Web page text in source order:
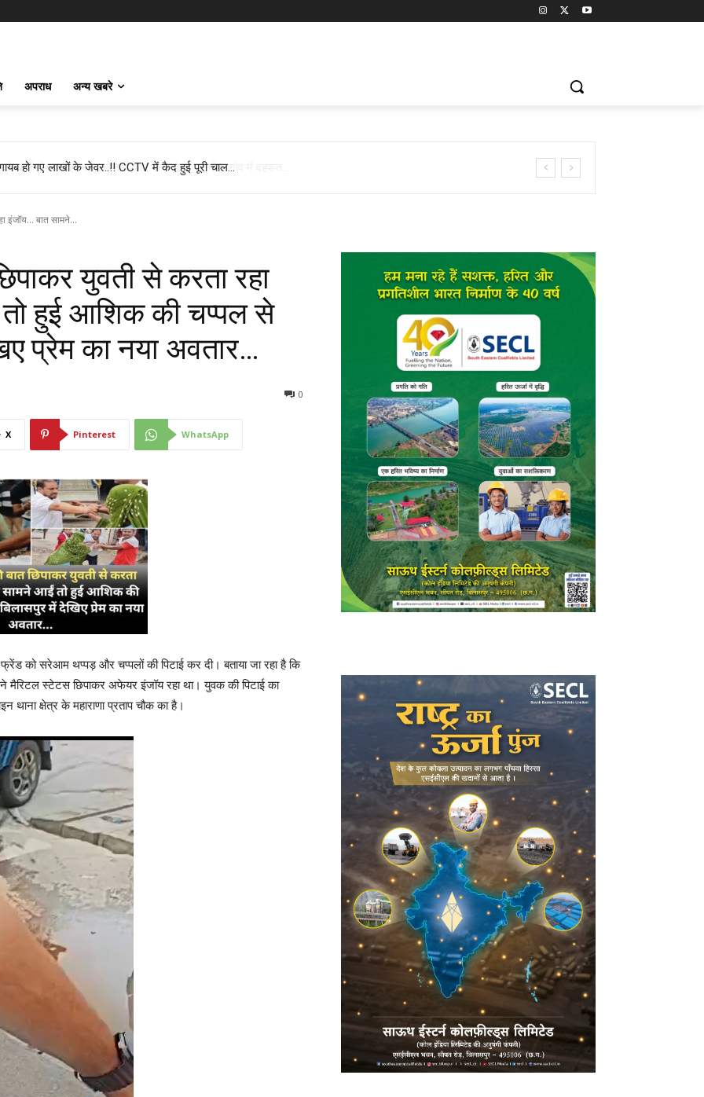
अपराध अन्य खबरे
हो गए लाखों के जेवर..!! CCTV में कैद हुई पूरी चाल…
इंजॉय... बात सामने...
युवती से करता रहा
हुई आशिक की चप्पल से
प्रेम का नया अवतार…
0
X Pinterest WhatsApp
को सरेआम थप्पड़ और चप्पलों की पिटाई कर दी। बताया जा रहा है कि
स्टेटस छिपाकर अफेयर इंजॉय रहा था। युवक की पिटाई का
थाना क्षेत्र के महाराणा प्रताप चौक का है।
POPULAR POSTS
न लूट, न छीनाझपटी… फिर भी मिनटों में गायब
हो गए लाखों के जेवर..!! CCTV में कैद हुई पूरी
चाल…
August 6, 2026
राजकमल कश्यप को मिली बड़ी जिम्मेदारी, बने
तखतपुर मंडल प्रभारी…
August 5, 2026